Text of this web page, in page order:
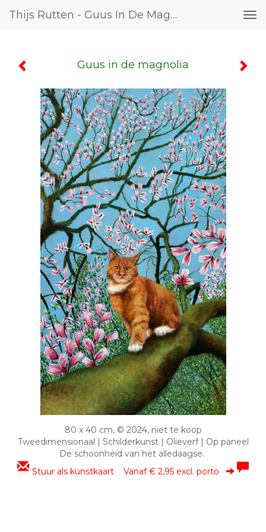
Thijs Rutten - Guus In De Magnolia
Guus in de magnolia
80 x 40 cm, © 2024, niet te koop
Tweedimensionaal | Schilderkunst | Olieverf | Op paneel
De schoonheid van het alledaagse.
Stuur als kunstkaart Vanaf € 2,95 excl. porto